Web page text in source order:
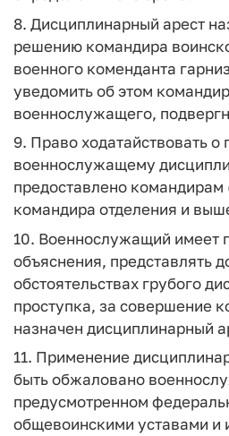
8. Дисциплинарный арест
решению командира
военного коменданта
уведомить об этом
военнослужащего,
9. Право ходатайствовать о
военнослужащему
предоставлено командирам
командира отделения и
10. Военнослужащий имеет
объяснения, представлять
обстоятельствах грубого
проступка, за совершение
назначен дисциплинарный
11. Применение
быть обжаловано
предусмотренном
общевоинскими уставами